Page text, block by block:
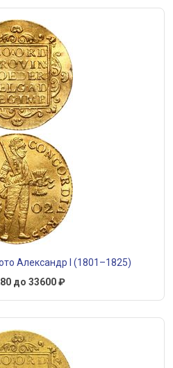
Александр I (1801–1825)
до 33600 ₽